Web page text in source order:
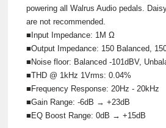
powering all Walrus Audio pedals.
are not recommended.
■Input Impedance: 1M Ω
■Output Impedance: 150 Balanced,
■Noise floor: Balanced -101dBV,
■THD @ 1kHz 1Vrms: 0.04%
■Frequency Response: 20Hz - 20kHz
■Gain Range: -6dB → +23dB
■EQ Boost Range: 0dB → +15dB